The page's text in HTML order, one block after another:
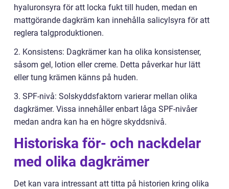
hyaluronsyra för att locka fukt till huden, medan en
mattgörande dagkräm kan innehålla salicylsyra för att
reglera talgproduktionen.
2. Konsistens: Dagkrämer kan ha olika konsistenser,
såsom gel, lotion eller creme. Detta påverkar hur lätt
eller tung krämen känns på huden.
3. SPF-nivå: Solskyddsfaktorn varierar mellan olika
dagkrämer. Vissa innehåller enbart låga SPF-nivåer
medan andra kan ha en högre skyddsnivå.
Historiska för- och nackdelar
med olika dagkrämer
Det kan vara intressant att titta på historien kring olika